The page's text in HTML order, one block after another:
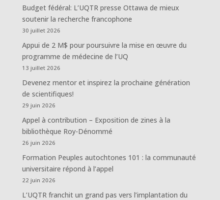
Budget fédéral: L’UQTR presse Ottawa de mieux
soutenir la recherche francophone
30 juillet 2026
Appui de 2 M$ pour poursuivre la mise en œuvre du
programme de médecine de l’UQ
13 juillet 2026
Devenez mentor et inspirez la prochaine génération
de scientifiques!
29 juin 2026
Appel à contribution – Exposition de zines à la
bibliothèque Roy-Dénommé
26 juin 2026
Formation Peuples autochtones 101 : la communauté
universitaire répond à l’appel
22 juin 2026
L’UQTR franchit un grand pas vers l’implantation du